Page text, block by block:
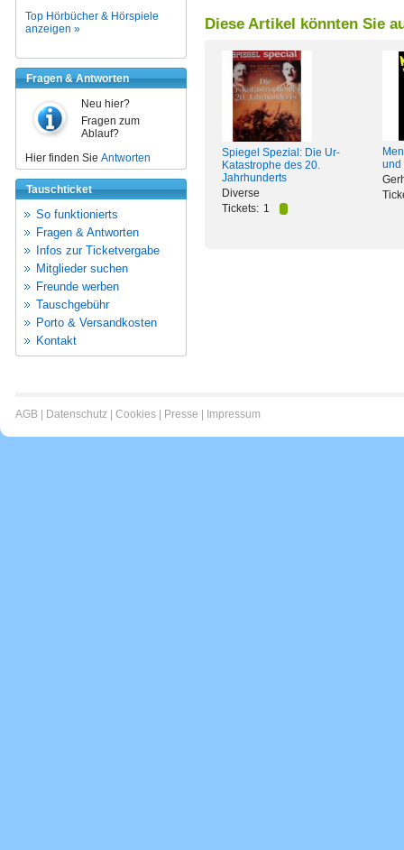
Top Hörbücher & Hörspiele
anzeigen »
Fragen & Antworten
Neu hier?
Fragen zum
Ablauf?
Hier finden Sie Antworten
Tauschticket
So funktionierts
Fragen & Antworten
Infos zur Ticketvergabe
Mitglieder suchen
Freunde werben
Tauschgebühr
Porto & Versandkosten
Kontakt
Diese Artikel könnten Sie
Spiegel Spezial: Die Ur-
Katastrophe des 20.
Jahrhunderts
Diverse
Tickets: 1
und
AGB Datenschutz Cookies Presse Impressum